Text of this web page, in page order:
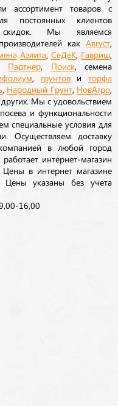
ассортимент товаров с
постоянных клиентов
скидок. Мы являемся
как Август
Аэлита, СеДеК Гавриш
Партнер Поиск, семена
грунтовиторфа
Народный Грунт, НовАгро
Мы с удовольствием
и функциональности
специальные условия для
Осуществляем доставку
в любой город
интернет-магазин
в интернет магазине
указаны без учета
16,00